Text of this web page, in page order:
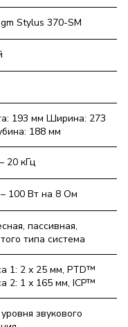
Stylus 370-SM
193 мм Ширина: 273
188 мм
20 кГц
100 Вт на 8 Ом
пассивная,
типа система
1: 2 x 25 мм, PTD™
2: 1 х 165 мм, ICP™
звукового